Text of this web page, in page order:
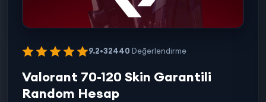
9.2•32440 Değerlendirme
Valorant 70-120 Skin Garantili
Random Hesap